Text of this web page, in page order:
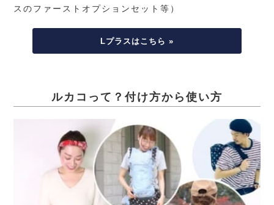
スのファーストオプションセット等）
Lプラスはこちら »
ルカコって？付け方から使い方